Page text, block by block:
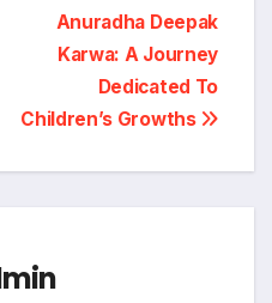
Anuradha Deepak
Karwa: A Journey
Dedicated To
Children’s Growths